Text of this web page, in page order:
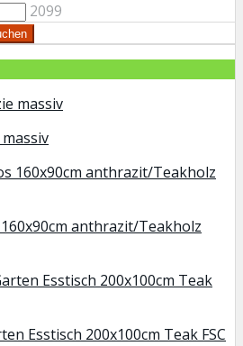
2099
anthrazit/Teakholz
Esstisch 200x100cm Teak FSC